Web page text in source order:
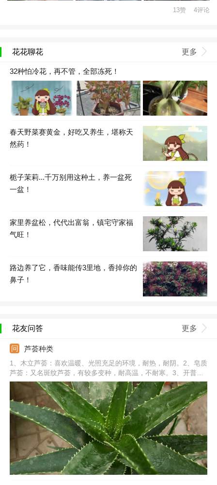
13赞 4评论
花花聊花 更多
32种怕冷花，再不管，全部冻死！
春天野菜赛黄金，好吃又养生，堪称天
然药！
栀子茉莉...千万别用这种土，养一盆死
一盆！
家里养盆松，代代出富翁，镇宅守家福
气旺！
路边养了它，香味能传3里地，香掉你的
鼻子！
花友问答 更多
芦荟种类
1、木立芦荟：喜欢温暖、光照充足的环境，耐热，耐阴。2、皂质
芦荟：又名斑纹芦荟，有较多变种，耐高温，不耐寒。3、开普芦
荟：大型芦荟品种，别名好望角芦荟。4、多叶芦荟：指女王芦
荟，是无茎多浆植物，花期为春季到初夏期间。5、库拉索芦荟：
短茎，直立生长，冬春季开花。6、其他种类：不夜城芦荟、龙角
芦荟。